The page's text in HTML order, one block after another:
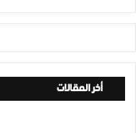
أخر المقالات